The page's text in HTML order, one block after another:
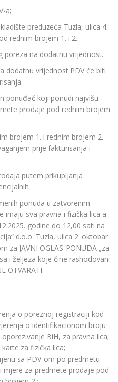
a;
preduzeća Tuzla, ulica 4.
rednim brojem 1. i 2.
poreza na dodatnu vrijednost.
dodatnu vrijednost PDV će biti
ponuđač koji ponudi najvišu
prodaje pod rednim brojem
brojem 1. i rednim brojem 2.
prije fakturisanja i
putem prikupljanja
ponuda u zatvorenim
imaju sva pravna i fizička lica a
godine do 12,00 sati na
d.o.o. Tuzla, ulica 2. oktobar
za JAVNI OGLAS-PONUDA „za
i željeza koje čine rashodovani
OTVARATI.
o poreznoj registraciji kod
o identifikacionom broju
BiH, za pravna lica;
za fizička lica;
sa PDV-om po predmetu
mjere za predmete prodaje pod